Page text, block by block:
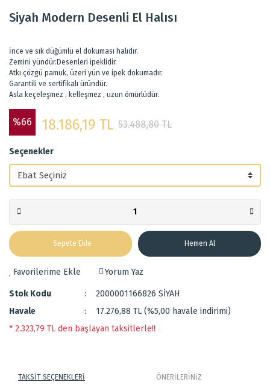
Siyah Modern Desenli El Halısı
İnce ve sık düğümlü el dokuması halıdır.
Zemini yündür.Desenleri ipeklidir.
Atkı çözgü pamuk, üzeri yün ve ipek dokumadır.
Garantili ve sertifikalı üründür.
Asla keçeleşmez , kelleşmez , uzun ömürlüdür.
%66 18.186,19 TL 53.488,80 TL
Seçenekler
Sepete Ekle Hemen Al
Yorum Yaz
Stok Kodu
2000001166826 SİYAH
Havale
17.276,88 TL (%5,00 havale indirimi)
* 2.323,79 TL den başlayan taksitlerle!!
TAKSİT SEÇENEKLERİ ÖNERİLERİNİZ